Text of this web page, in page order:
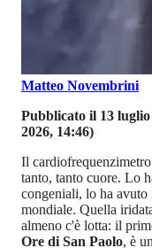
Matteo Novembrini
Pubblicato il 13 luglio
2026, 14:46)
Il
tanto, tanto cuore. Lo
congeniali, lo ha avuto
mondiale. Quella
almeno c'è lotta: il
Ore di San Paolo, è